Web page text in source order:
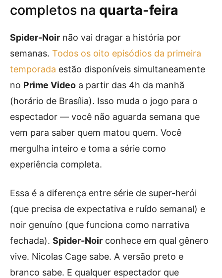
completos na quarta-feira
Spider-Noir não vai dragar a história por
semanas. Todos os oito episódios da primeira
temporada estão disponíveis simultaneamente
no Prime Video a partir das 4h da manhã
(horário de Brasília). Isso muda o jogo para o
espectador — você não aguarda semana que
vem para saber quem matou quem. Você
mergulha inteiro e toma a série como
experiência completa.
Essa é a diferença entre série de super-herói
(que precisa de expectativa e ruído semanal) e
noir genuíno (que funciona como narrativa
fechada). Spider-Noir conhece em qual gênero
vive. Nicolas Cage sabe. A versão preto e
branco sabe. E qualquer espectador que